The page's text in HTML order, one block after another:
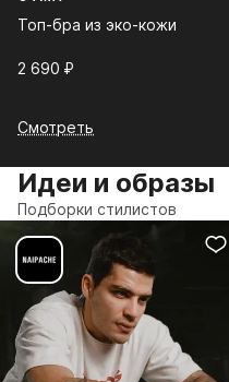
Топ-бра из эко-кожи
2 690⁠ ⁠₽
Смотреть
Идеи и образы
Подборки стилистов